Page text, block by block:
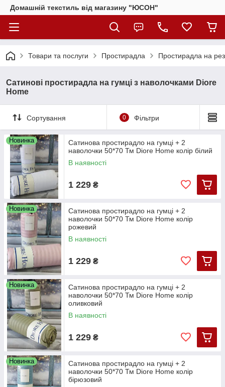
Домашній текстиль від магазину "ЮСОН"
Товари та послуги Простирадла Простирадла на
Сатинові простирадла на гумці з наволочками Diore
Home
Сортування 0 Фільтри
Новинка
Сатинова простирадло на гумці + 2
наволочки 50*70 Тм Diore Home колір білий
В наявності
1 229 ₴
Новинка
Сатинова простирадло на гумці + 2
наволочки 50*70 Тм Diore Home колір
рожевий
В наявності
1 229 ₴
Новинка
Сатинова простирадло на гумці + 2
наволочки 50*70 Тм Diore Home колір
оливковий
В наявності
1 229 ₴
Новинка
Сатинова простирадло на гумці + 2
наволочки 50*70 Тм Diore Home колір
бірюзовий